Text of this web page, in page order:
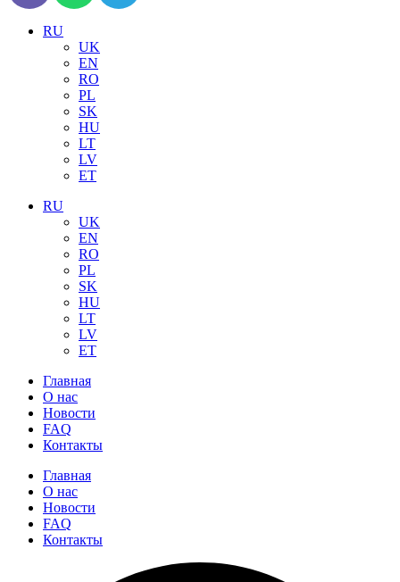
RU
UK
EN
RO
PL
SK
HU
LT
LV
ET
RU
UK
EN
RO
PL
SK
HU
LT
LV
ET
Главная
О нас
Новости
FAQ
Контакты
Главная
О нас
Новости
FAQ
Контакты